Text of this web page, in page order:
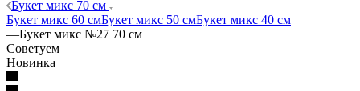
Букет микс 70 см
Букет микс 60 смБукет микс 50 смБукет микс 40 см
—Букет микс №27 70 см
Советуем
Новинка